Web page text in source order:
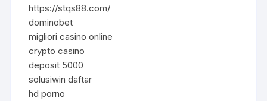
https://stqs88.com/
dominobet
migliori casino online
crypto casino
deposit 5000
solusiwin daftar
hd porno